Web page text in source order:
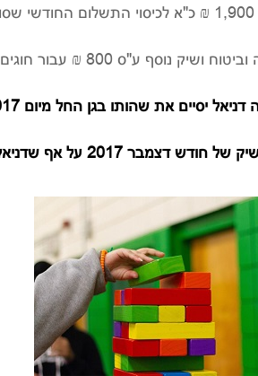
לא שהה בגן והשיק הנ"ל נפרע.